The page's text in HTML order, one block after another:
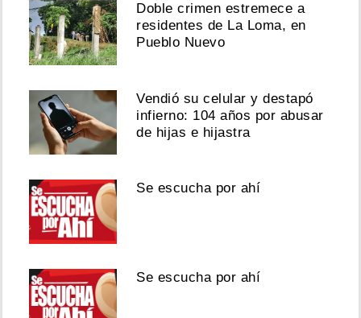
Doble crimen estremece a
residentes de La Loma, en
Pueblo Nuevo
Vendió su celular y destapó
infierno: 104 años por abusar
de hijas e hijastra
Se escucha por ahí
Se escucha por ahí